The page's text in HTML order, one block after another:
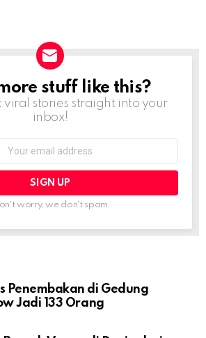
stuff like this?
viral stories straight into your
inbox!
worry, we don't spam
Penembakan di Gedung
Jadi 133 Orang